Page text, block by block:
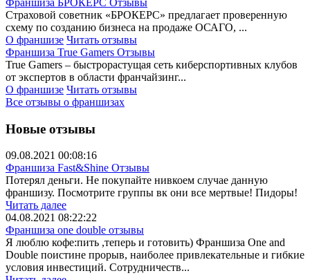
Страховой советник «БРОКЕРС» предлагает проверенную
схему по созданию бизнеса на продаже ОСАГО, ...
О франшизе Читать отзывы
Франшиза True Gamers Отзывы
True Gamers – быстрорастущая сеть киберспортивных клубов
от экспертов в области франчайзинг...
О франшизе Читать отзывы
Все отзывы о франшизах
Новые отзывы
09.08.2021 00:08:16
Франшиза Fast&Shine Отзывы
Потерял деньги. Не покупайте нивкоем случае данную
франшизу. Посмотрите группы вк они все мертвые! Пидоры!
Читать далее
04.08.2021 08:22:22
Франшиза one double отзывы
Я люблю кофе:пить ,теперь и готовить) Франшиза One and
Double поистине прорыв, наиболее привлекательные и гибкие
условия инвестиций. Сотрудничеств...